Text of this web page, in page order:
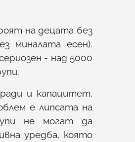
на децата без
миналата есен).
- над 5000
и капацитет,
е липсата на
не могат да
уредба, която